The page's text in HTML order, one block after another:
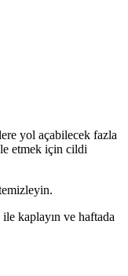
yol açabilecek fazla
etmek için cildi
kaplayın ve haftada